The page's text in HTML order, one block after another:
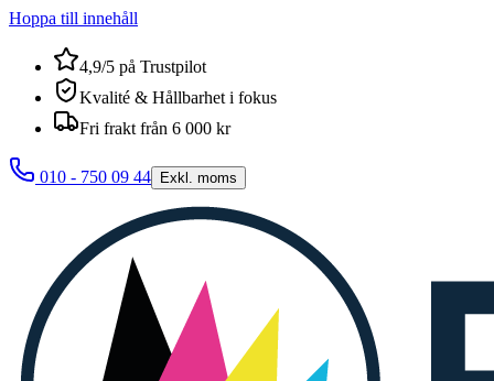
Hoppa till innehåll
4,9/5 på Trustpilot
Kvalité & Hållbarhet i fokus
Fri frakt från 6 000 kr
010 - 750 09 44 Exkl. moms